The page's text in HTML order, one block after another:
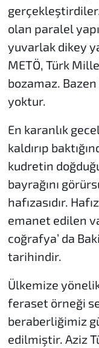
olan paralel
yuvarlak dikey
METÖ, Türk
bozamaz.
yoktur.
En karanlık
kaldırıp
kudretin
bayrağını
hafızasıdır.
emanet edilen
coğrafya’ da
tarihindir.
Ülkemize
feraset örneği
beraberliğimiz
edilmiştir. Aziz